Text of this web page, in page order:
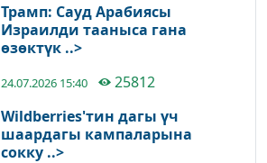
Трамп: Сауд Арабиясы
Израилди тааныса гана
өзөктүк ..>
24.07.2026 15:40
25812
Wildberries'тин дагы үч
шаардагы кампаларына
сокку ..>